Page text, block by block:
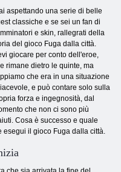
aspettando una serie di belle
classiche e se sei un fan di
e skin, rallegrati della
del gioco Fuga dalla città.
giocare per conto dell'eroe,
rimane dietro le quinte, ma
che era in una situazione
e può contare solo sulla
forza e ingegnosità, dal
che non ci sono più
Cosa è successo e quale
il gioco Fuga dalla città.